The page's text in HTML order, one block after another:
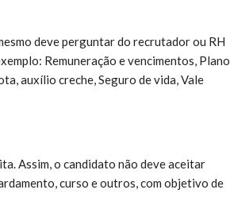
deve perguntar do recrutador ou RH
Remuneração e vencimentos, Plano
auxílio creche, Seguro de vida, Vale
Assim, o candidato não deve aceitar
curso e outros, com objetivo de